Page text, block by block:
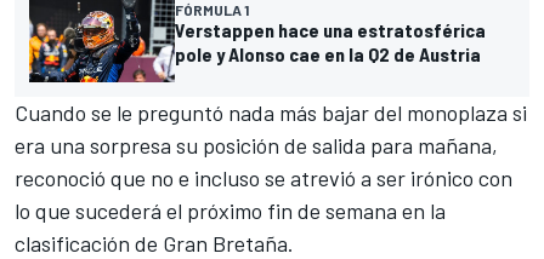
FÓRMULA 1
Verstappen hace una estratosférica
pole y Alonso cae en la Q2 de Austria
Cuando se le preguntó nada más bajar del monoplaza si
era una sorpresa su posición de salida para mañana,
reconoció que no e incluso se atrevió a ser irónico con
lo que sucederá el próximo fin de semana en la
clasificación de Gran Bretaña.